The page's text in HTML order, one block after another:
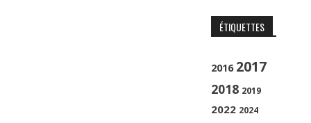
ÉTIQUETTES
2016 2017
2018 2019
2022 2024